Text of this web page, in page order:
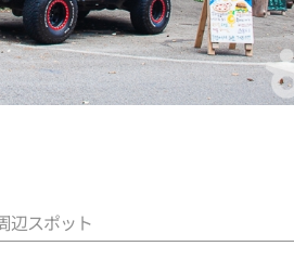
辺スポット